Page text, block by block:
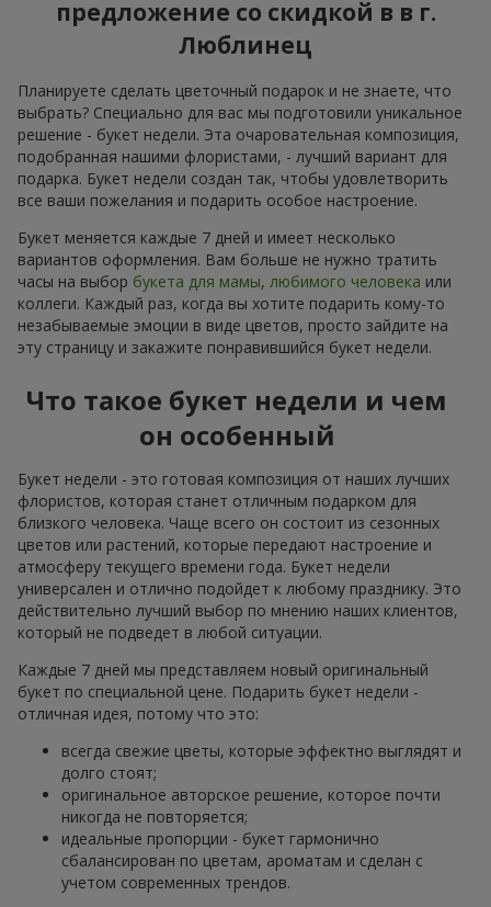
предложение со скидкой в в г.
Люблинец
Планируете сделать цветочный подарок и не знаете, что
выбрать? Специально для вас мы подготовили уникальное
решение - букет недели. Эта очаровательная композиция,
подобранная нашими флористами, - лучший вариант для
подарка. Букет недели создан так, чтобы удовлетворить
все ваши пожелания и подарить особое настроение.
Букет меняется каждые 7 дней и имеет несколько
вариантов оформления. Вам больше не нужно тратить
часы на выбор букета для мамы, любимого человека или
коллеги. Каждый раз, когда вы хотите подарить кому-то
незабываемые эмоции в виде цветов, просто зайдите на
эту страницу и закажите понравившийся букет недели.
Что такое букет недели и чем
он особенный
Букет недели - это готовая композиция от наших лучших
флористов, которая станет отличным подарком для
близкого человека. Чаще всего он состоит из сезонных
цветов или растений, которые передают настроение и
атмосферу текущего времени года. Букет недели
универсален и отлично подойдет к любому празднику. Это
действительно лучший выбор по мнению наших клиентов,
который не подведет в любой ситуации.
Каждые 7 дней мы представляем новый оригинальный
букет по специальной цене. Подарить букет недели -
отличная идея, потому что это:
всегда свежие цветы, которые эффектно выглядят и
долго стоят;
оригинальное авторское решение, которое почти
никогда не повторяется;
идеальные пропорции - букет гармонично
сбалансирован по цветам, ароматам и сделан с
учетом современных трендов.